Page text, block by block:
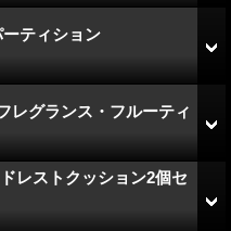
ティション
レグランス・フルーティ
レストクッション2個セ